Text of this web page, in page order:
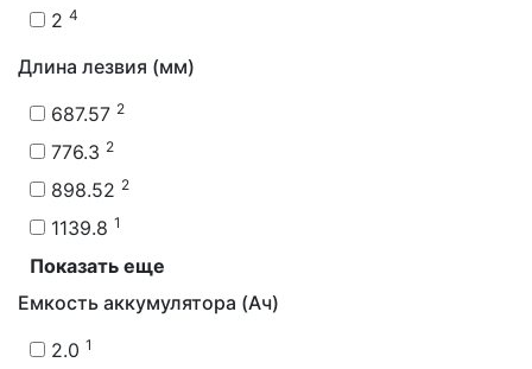
2 4
Длина лезвия (мм)
687.57 2
776.3 2
898.52 2
1139.8 1
Показать еще
Емкость аккумулятора (Ач)
2.0 1